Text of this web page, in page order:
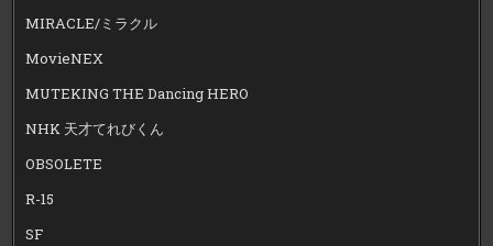
MIRACLE/ミラクル
MovieNEX
MUTEKING THE Dancing HERO
NHK 天才てれびくん
OBSOLETE
R-15
SF